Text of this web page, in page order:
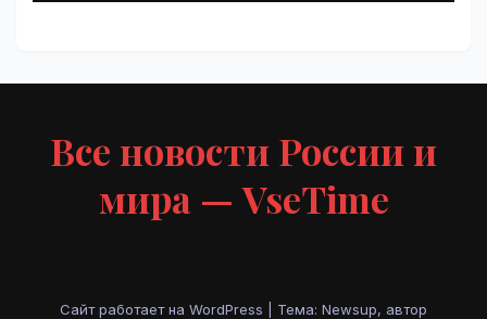
Все новости России и
мира — VseTime
Сайт работает на WordPress Тема: Newsup, автор